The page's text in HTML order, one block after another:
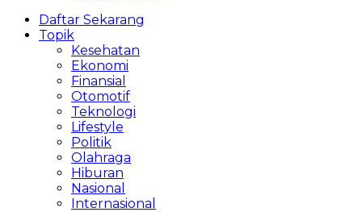
Daftar Sekarang
Topik
Kesehatan
Ekonomi
Finansial
Otomotif
Teknologi
Lifestyle
Politik
Olahraga
Hiburan
Nasional
Internasional